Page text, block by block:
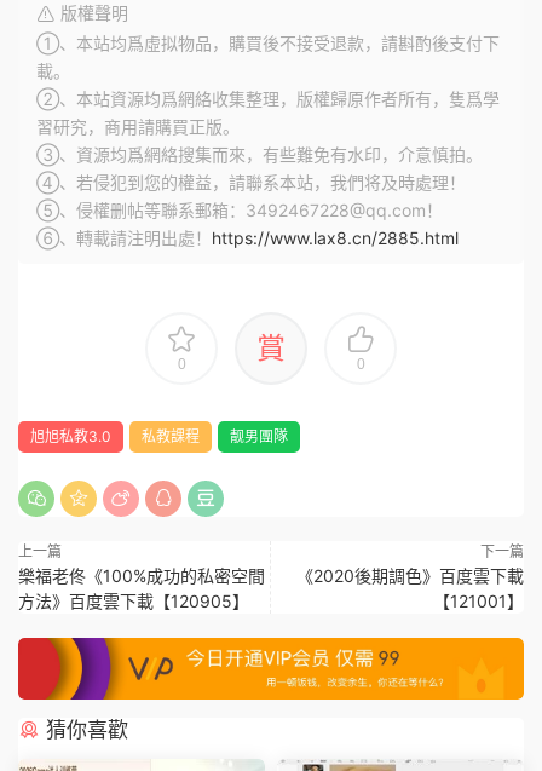
版權聲明
①、本站均爲虛拟物品，購買後不接受退款，請斟酌後支付下
載。
②、本站資源均爲網絡收集整理，版權歸原作者所有，隻爲學
習研究，商用請購買正版。
③、資源均爲網絡搜集而來，有些難免有水印，介意慎拍。
④、若侵犯到您的權益，請聯系本站，我們将及時處理！
⑤、侵權删帖等聯系郵箱：3492467228@qq.com！
⑥、轉載請注明出處！ https://www.lax8.cn/2885.html
0 賞 0
旭旭私教3.0 私教課程 靓男團隊
上一篇
樂福老佟《100%成功的私密空間
方法》百度雲下載【120905】
下一篇
《2020後期調色》百度雲下載
【121001】
猜你喜歡